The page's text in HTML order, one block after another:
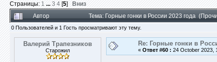
Страницы: 1 ... 3 4 [5] Вниз
Автор
Тема: Горные гонки в России 2023 года
0 Пользователей и 1 Гость просматривают эту тему.
Валерий Трапезников
Старожил
Re: Горные гонки в
« Ответ #60 : 24 October 2023,